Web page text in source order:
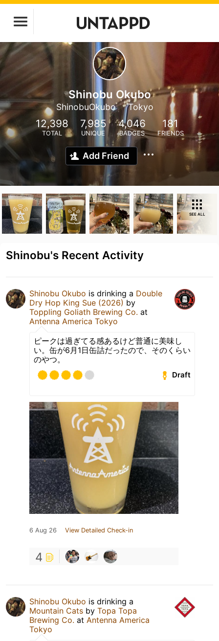
Shinobu Okubo
ShinobuOkubo Tokyo
12,398
TOTAL
7,985
UNIQUE
4,046
BADGES
181
FRIENDS
Add Friend
SEE ALL
Shinobu's Recent Activity
Shinobu Okubo is drinking a Double
Dry Hop King Sue (2026) by
Toppling Goliath Brewing Co. at
Antenna America Tokyo
ピークは過ぎてる感あるけど普通に美味し
い。缶が6月1日缶詰だったので、そのくらい
のやつ。
Draft
6 Aug 26 View Detailed Check-in
4
Shinobu Okubo is drinking a
Mountain Cats by Topa Topa
Brewing Co. at Antenna America
Tokyo